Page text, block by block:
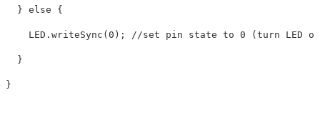
  } else {
LED.writeSync(0); //set pin state to 0 (turn LED
  }
}